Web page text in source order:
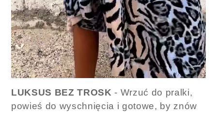
LUKSUS BEZ TROSK - Wrzuć do pralki,
powieś do wyschnięcia i gotowe, by znów